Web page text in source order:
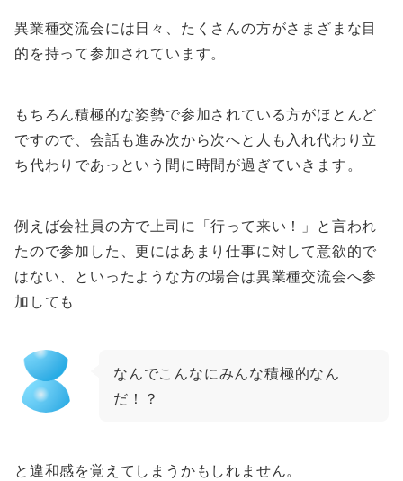
異業種交流会には日々、たくさんの方がさまざまな目
的を持って参加されています。
もちろん積極的な姿勢で参加されている方がほとんど
ですので、会話も進み次から次へと人も入れ代わり立
ち代わりであっという間に時間が過ぎていきます。
例えば会社員の方で上司に「行って来い！」と言われ
たので参加した、更にはあまり仕事に対して意欲的で
はない、といったような方の場合は異業種交流会へ参
加しても
なんでこんなにみんな積極的なん
だ！？
と違和感を覚えてしまうかもしれません。